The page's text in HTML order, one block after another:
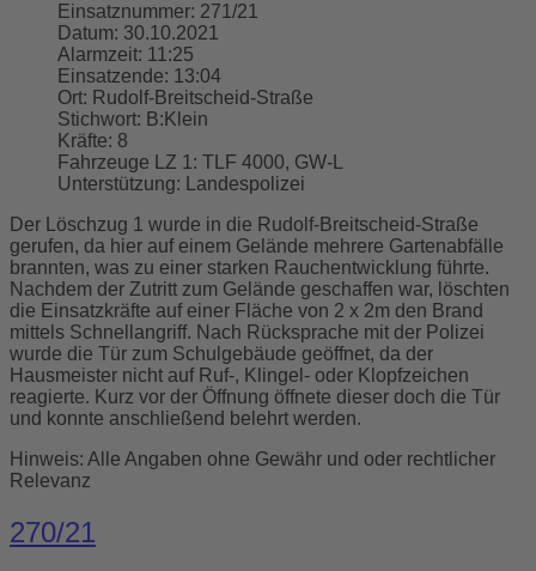
Einsatznummer: 271/21
Datum: 30.10.2021
Alarmzeit: 11:25
Einsatzende: 13:04
Ort: Rudolf-Breitscheid-Straße
Stichwort: B:Klein
Kräfte: 8
Fahrzeuge LZ 1: TLF 4000, GW-L
Unterstützung:
Landespolizei
Der Löschzug 1 wurde in die Rudolf-Breitscheid-Straße
gerufen, da hier auf einem Gelände mehrere Gartenabfälle
brannten, was zu einer starken Rauchentwicklung führte.
Nachdem der Zutritt zum Gelände geschaffen war, löschten
die Einsatzkräfte auf einer Fläche von 2 x 2m den Brand
mittels Schnellangriff. Nach Rücksprache mit der Polizei
wurde die Tür zum Schulgebäude geöffnet, da der
Hausmeister nicht auf Ruf-, Klingel- oder Klopfzeichen
reagierte. Kurz vor der Öffnung öffnete dieser doch die Tür
und konnte anschließend belehrt werden.
Hinweis: Alle Angaben ohne Gewähr und oder rechtlicher
Relevanz
270/21